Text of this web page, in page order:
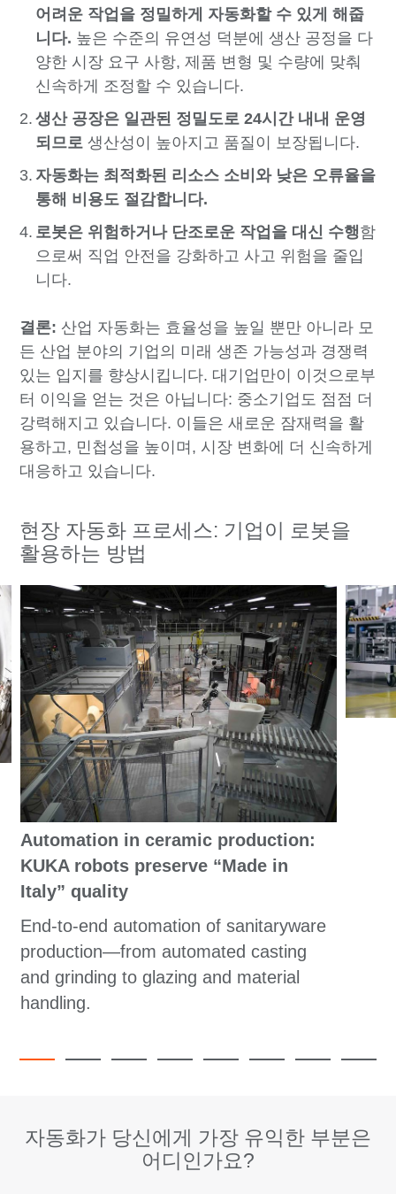
어려운 작업을 정밀하게 자동화할 수 있게 해줍
니다. 높은 수준의 유연성 덕분에 생산 공정을 다
양한 시장 요구 사항, 제품 변형 및 수량에 맞춰
신속하게 조정할 수 있습니다.
생산 공장은 일관된 정밀도로 24시간 내내 운영
되므로 생산성이 높아지고 품질이 보장됩니다.
자동화는 최적화된 리소스 소비와 낮은 오류율을
통해 비용도 절감합니다.
로봇은 위험하거나 단조로운 작업을 대신 수행함
으로써 직업 안전을 강화하고 사고 위험을 줄입
니다.
결론: 산업 자동화는 효율성을 높일 뿐만 아니라 모
든 산업 분야의 기업의 미래 생존 가능성과 경쟁력
있는 입지를 향상시킵니다. 대기업만이 이것으로부
터 이익을 얻는 것은 아닙니다: 중소기업도 점점 더
강력해지고 있습니다. 이들은 새로운 잠재력을 활
용하고, 민첩성을 높이며, 시장 변화에 더 신속하게
대응하고 있습니다.
현장 자동화 프로세스: 기업이 로봇을
활용하는 방법
Automation in ceramic production:
KUKA robots preserve “Made in
Italy” quality
End-to-end automation of sanitaryware
production—from automated casting
and grinding to glazing and material
handling.
자동화가 당신에게 가장 유익한 부분은
어디인가요?